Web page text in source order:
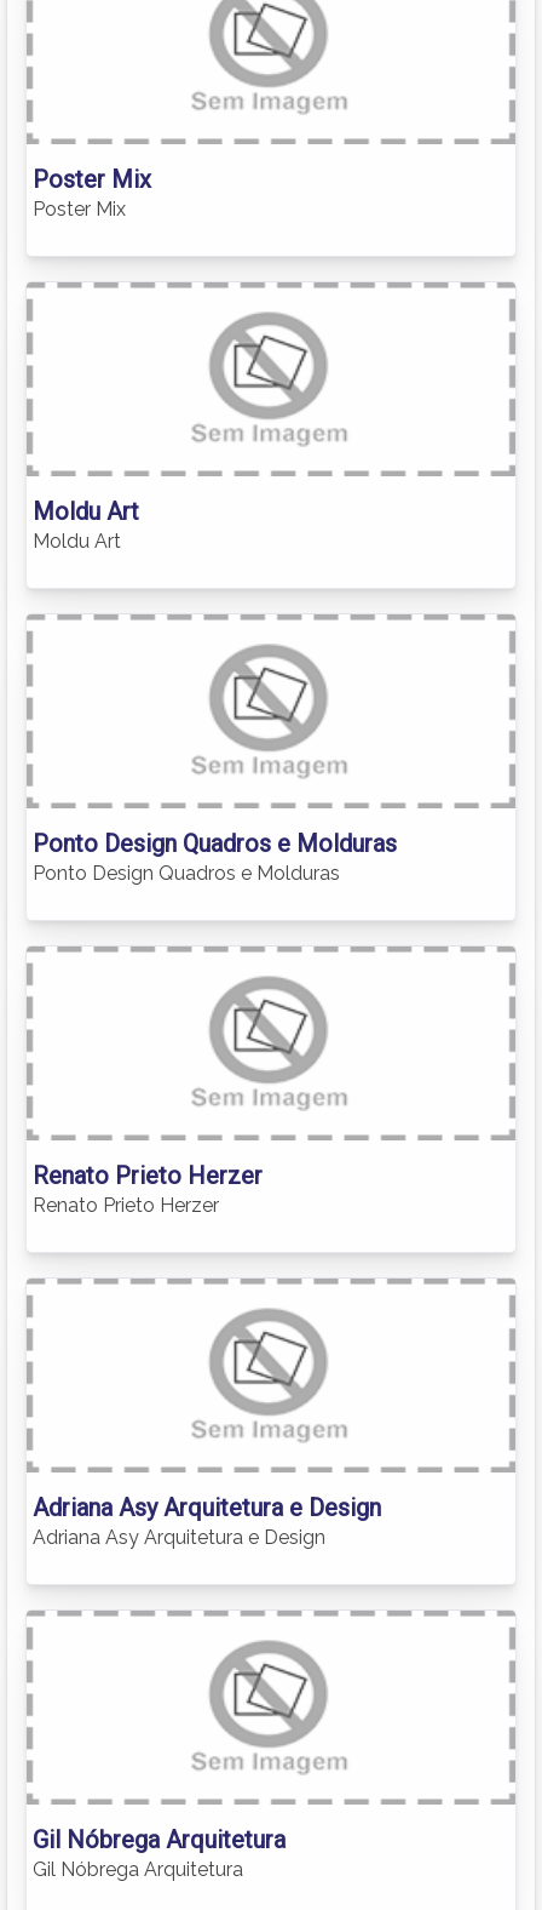
Poster Mix
Poster Mix
Moldu Art
Moldu Art
Ponto Design Quadros e Molduras
Ponto Design Quadros e Molduras
Renato Prieto Herzer
Renato Prieto Herzer
Adriana Asy Arquitetura e Design
Adriana Asy Arquitetura e Design
Gil Nóbrega Arquitetura
Gil Nóbrega Arquitetura